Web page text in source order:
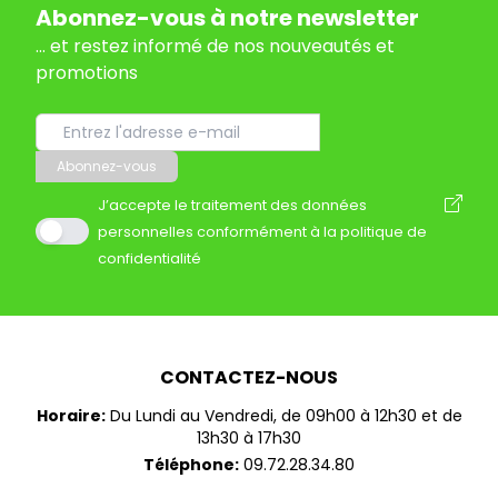
Abonnez-vous à notre newsletter
... et restez informé de nos nouveautés et
promotions
Abonnez-vous
J’accepte le traitement des données
personnelles conformément à la politique de
confidentialité
CONTACTEZ-NOUS
Horaire:Du Lundi au Vendredi, de 09h00 à 12h30 et de
13h30 à 17h30
Téléphone: 09.72.28.34.80